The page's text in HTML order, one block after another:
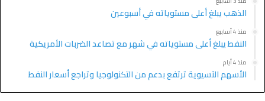
الذهب يبلغ أعلى مستوياته في أسبوعين
منذ 4 أسابيع
النفط يبلغ أعلى مستوياته في شهر مع تصاعد الضربات الأمريكية
منذ 4 أيام
الأسهم الآسيوية ترتفع بدعم من التكنولوجيا وتراجع أسعار النفط